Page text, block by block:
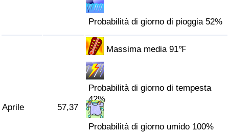
Probabilità di giorno di pioggia 52%
Aprile 57,37
Massima media 91℉
Probabilità di giorno di tempesta
42%
Probabilità di giorno umido 100%